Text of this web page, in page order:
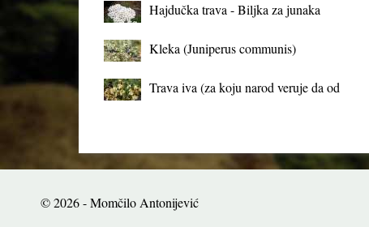
Hajdučka trava - Biljka za junaka
Kleka (Juniperus communis)
Trava iva (za koju narod veruje da od
© 2026 - Momčilo Antonijević